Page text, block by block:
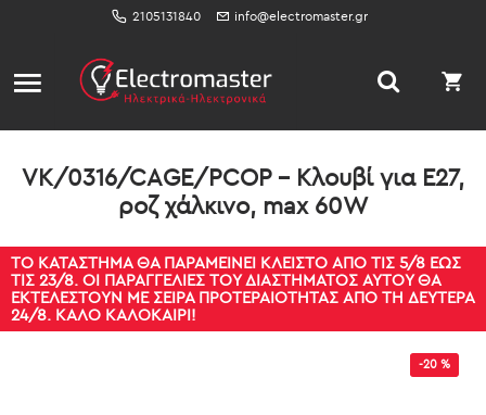
2105131840 info@electromaster.gr
VK/0316/CAGE/PCOP - Κλουβί για Ε27,
ροζ χάλκινο, max 60W
ΤΟ ΚΑΤΆΣΤΗΜΑ ΘΑ ΠΑΡΑΜΕΊΝΕΙ ΚΛΕΙΣΤΌ ΑΠΌ ΤΙΣ 5/8 ΈΩΣ
ΤΙΣ 23/8. ΟΙ ΠΑΡΑΓΓΕΛΊΕΣ ΤΟΥ ΔΙΑΣΤΉΜΑΤΟΣ ΑΥΤΟΎ ΘΑ
ΕΚΤΕΛΕΣΤΟΎΝ ΜΕ ΣΕΙΡΆ ΠΡΟΤΕΡΑΙΌΤΗΤΑΣ ΑΠΌ ΤΗ ΔΕΥΤΈΡΑ
24/8. ΚΑΛΌ ΚΑΛΟΚΑΊΡΙ!
-20 %